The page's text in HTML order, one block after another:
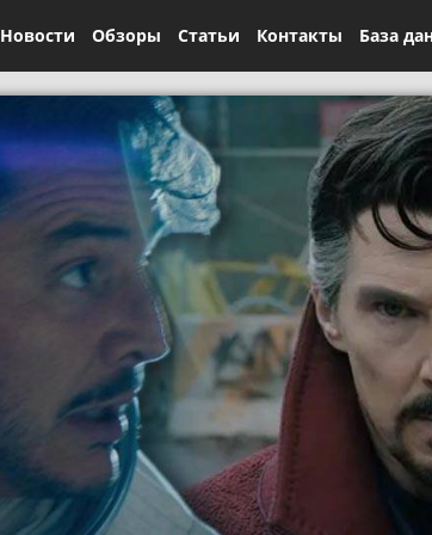
Новости Обзоры Статьи Контакты База